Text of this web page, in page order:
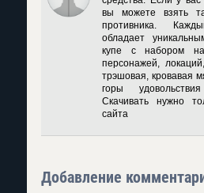
вы можете взять
противника.
обладает
купе с набором
персонажей,
трэшовая, кровавая
горы
Скачивать нужно
сайта
Добавление